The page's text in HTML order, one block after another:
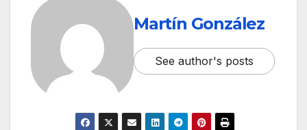
Martín González
See author's posts